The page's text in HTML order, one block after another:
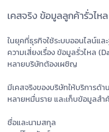
เคสจริง ข้อมูลลูกค้ารั่วไห
ในยุคที่ธุรกิจใช้ระบบออนไลน์แ
ความเสี่ยงเรื่อง ข้อมูลรั่วไหล
หลายบริษัทต้องเผชิญ
มีเคสจริงของบริษัทให้บริการด้
หลายหมื่นราย และเก็บข้อมูลสำ
ชื่อและนามสกุล